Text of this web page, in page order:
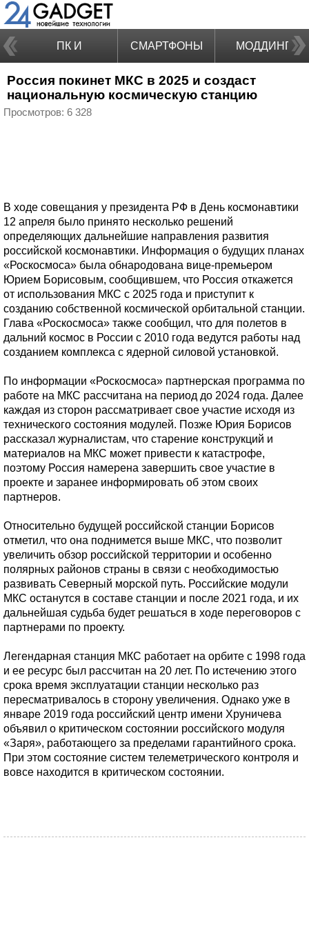
ПК И
НОУТБУКИ
СМАРТФОНЫ МОДДИНГ
Россия покинет МКС в 2025 и создаст
национальную космическую станцию
Просмотров: 6 328
В ходе совещания у президента РФ в День космонавтики
12 апреля было принято несколько решений
определяющих дальнейшие направления развития
российской космонавтики. Информация о будущих планах
«Роскосмоса» была обнародована вице-премьером
Юрием Борисовым, сообщившем, что Россия откажется
от использования МКС с 2025 года и приступит к
созданию собственной космической орбитальной станции.
Глава «Роскосмоса» также сообщил, что для полетов в
дальний космос в России с 2010 года ведутся работы над
созданием комплекса с ядерной силовой установкой.
По информации «Роскосмоса» партнерская программа по
работе на МКС рассчитана на период до 2024 года. Далее
каждая из сторон рассматривает свое участие исходя из
технического состояния модулей. Позже Юрия Борисов
рассказал журналистам, что старение конструкций и
материалов на МКС может привести к катастрофе,
поэтому Россия намерена завершить свое участие в
проекте и заранее информировать об этом своих
партнеров.
Относительно будущей российской станции Борисов
отметил, что она поднимется выше МКС, что позволит
увеличить обзор российской территории и особенно
полярных районов страны в связи с необходимостью
развивать Северный морской путь. Российские модули
МКС останутся в составе станции и после 2021 года, и их
дальнейшая судьба будет решаться в ходе переговоров с
партнерами по проекту.
Легендарная станция МКС работает на орбите с 1998 года
и ее ресурс был рассчитан на 20 лет. По истечению этого
срока время эксплуатации станции несколько раз
пересматривалось в сторону увеличения. Однако уже в
январе 2019 года российский центр имени Хруничева
объявил о критическом состоянии российского модуля
«Заря», работающего за пределами гарантийного срока.
При этом состояние систем телеметрического контроля и
вовсе находится в критическом состоянии.